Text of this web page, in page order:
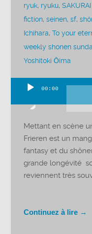
ryuk, ryuku,
fiction,seinen,sf,
Ichihara,To your
weekly shonen
Yoshitoki Ōima
audio
00:00
Mettant en scène
Frieren est un
fantasy et du
grande longévité
reviennent très
Continuez à lire →